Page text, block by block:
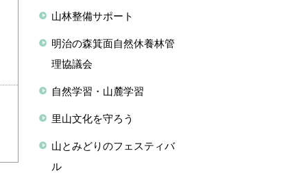
山林整備サポート
明治の森箕面自然休養林管
理協議会
自然学習・山麓学習
里山文化を守ろう
山とみどりのフェスティバ
ル